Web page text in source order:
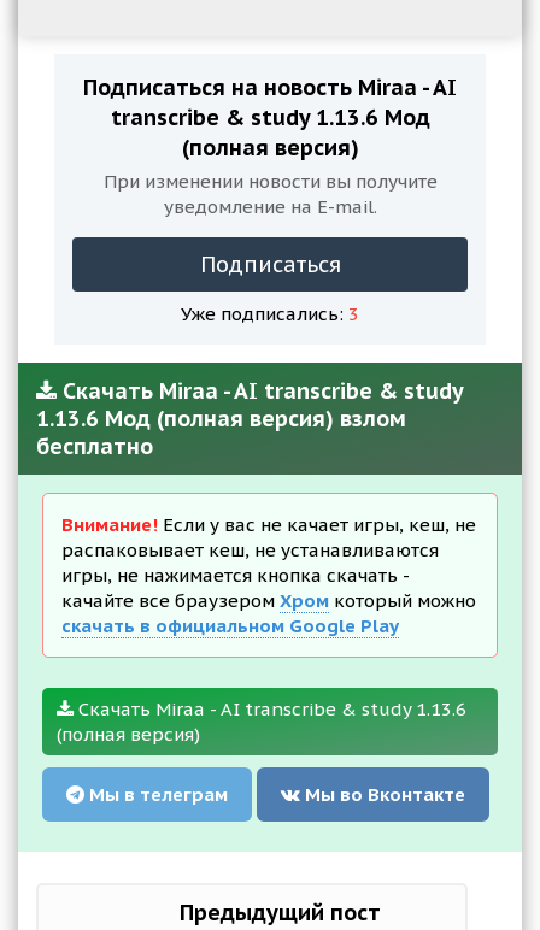
Подписаться на новость Miraa - AI
transcribe & study 1.13.6 Мод
(полная версия)
При изменении новости вы получите
уведомление на E-mail.
Подписаться
Уже подписались: 3
Скачать Miraa - AI transcribe & study
1.13.6 Мод (полная версия) взлом
бесплатно
Внимание! Если у вас не качает игры, кеш, не
распаковывает кеш, не устанавливаются
игры, не нажимается кнопка скачать -
качайте все браузером Хром который можно
скачать в официальном Google Play
Скачать Miraa - AI transcribe & study 1.13.6
(полная версия)
Мы в телеграм Мы во Вконтакте
Предыдущий пост